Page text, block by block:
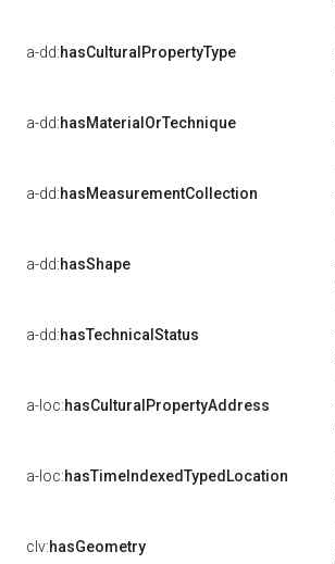
a-dd:hasCulturalPropertyType
a-dd:hasMaterialOrTechnique
a-dd:hasMeasurementCollection
a-dd:hasShape
a-dd:hasTechnicalStatus
a-loc:hasCulturalPropertyAddress
a-loc:hasTimeIndexedTypedLocation
clv:hasGeometry